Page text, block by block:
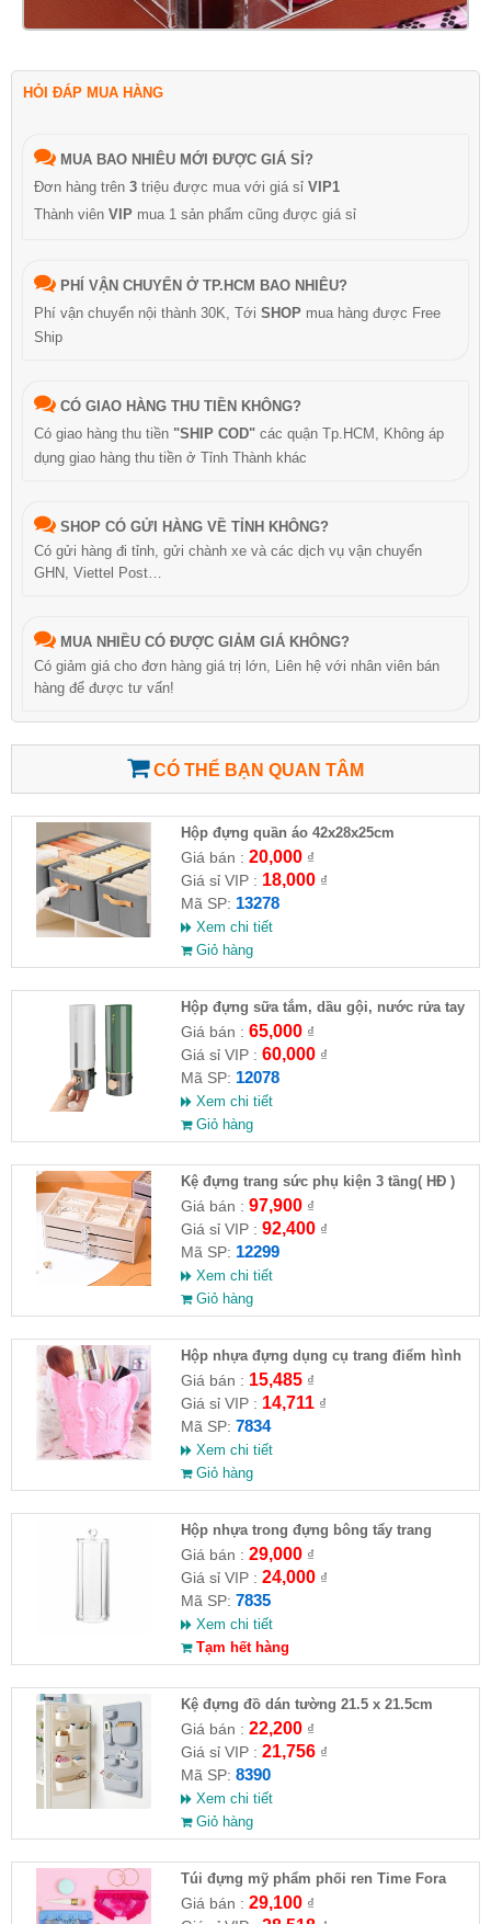
HỎI ĐÁP MUA HÀNG
MUA BAO NHIÊU MỚI ĐƯỢC GIÁ SỈ?
Đơn hàng trên 3 triệu được mua với giá sỉ VIP1
Thành viên VIP mua 1 sản phẩm cũng được giá sỉ
PHÍ VẬN CHUYỂN Ở TP.HCM BAO NHIÊU?
Phí vận chuyển nội thành 30K, Tới SHOP mua hàng được Free
Ship
CÓ GIAO HÀNG THU TIỀN KHÔNG?
Có giao hàng thu tiền "SHIP COD" các quận Tp.HCM, Không áp
dụng giao hàng thu tiền ở Tỉnh Thành khác
SHOP CÓ GỬI HÀNG VỀ TỈNH KHÔNG?
Có gửi hàng đi tỉnh, gửi chành xe và các dịch vụ vận chuyển
GHN, Viettel Post…
MUA NHIỀU CÓ ĐƯỢC GIẢM GIÁ KHÔNG?
Có giảm giá cho đơn hàng giá trị lớn, Liên hệ với nhân viên bán
hàng để được tư vấn!
CÓ THỂ BẠN QUAN TÂM
Hộp đựng quần áo 42x28x25cm
Giá bán : 20,000₫
Giá sỉ VIP : 18,000₫
Mã SP: 13278
Xem chi tiết
Giỏ hàng
Hộp đựng sữa tắm, dầu gội, nước rửa tay
Giá bán : 65,000₫
Giá sỉ VIP : 60,000₫
Mã SP: 12078
Xem chi tiết
Giỏ hàng
Kệ đựng trang sức phụ kiện 3 tầng( HĐ )
Giá bán : 97,900₫
Giá sỉ VIP : 92,400₫
Mã SP: 12299
Xem chi tiết
Giỏ hàng
Hộp nhựa đựng dụng cụ trang điểm hình
bướm (3 màu)
Giá bán : 15,485₫
Giá sỉ VIP : 14,711₫
Mã SP: 7834
Xem chi tiết
Giỏ hàng
Hộp nhựa trong đựng bông tẩy trang
Giá bán : 29,000₫
Giá sỉ VIP : 24,000₫
Mã SP: 7835
Xem chi tiết
Tạm hết hàng
Kệ đựng đồ dán tường 21.5 x 21.5cm
Giá bán : 22,200₫
Giá sỉ VIP : 21,756₫
Mã SP: 8390
Xem chi tiết
Giỏ hàng
Túi đựng mỹ phẩm phối ren Time Fora
Giá bán : 29,100₫